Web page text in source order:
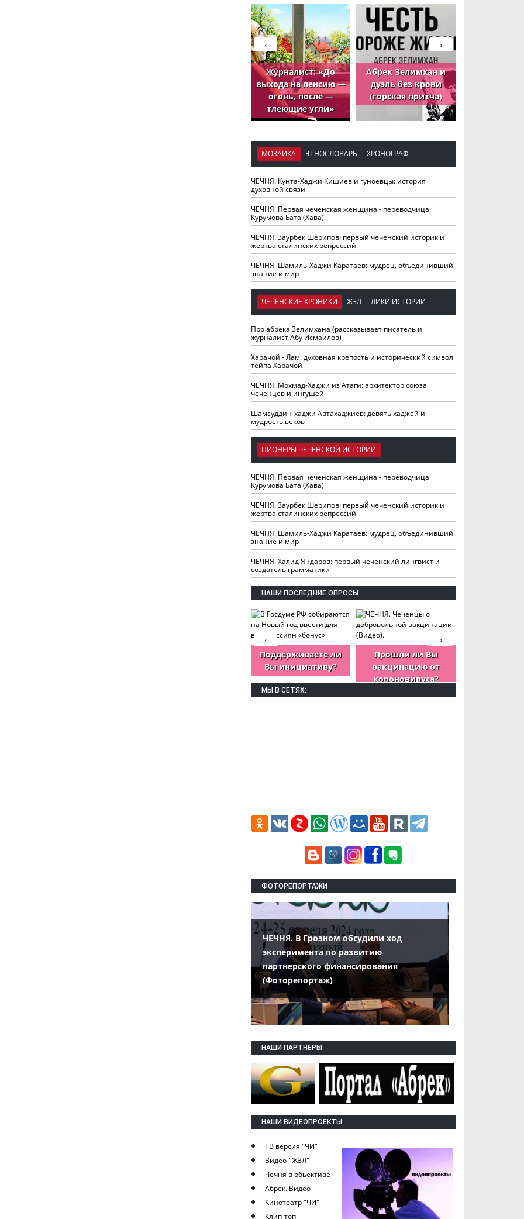
Журналист: «До
выхода на пенсию —
огонь, после —
тлеющие угли»
Абрек Зелимхан и
дуэль без крови
(горская притча)
›
‹
МОЗАИКА ЭТНОСЛОВАРЬ ХРОНОГРАФ
ЧЕЧНЯ. Кунта-Хаджи Кишиев и гуноевцы: история
духовной связи
ЧЕЧНЯ. Первая чеченская женщина - переводчица
Курумова Бата (Хава)
ЧЕЧНЯ. Заурбек Шерипов: первый чеченский историк и
жертва сталинских репрессий
ЧЕЧНЯ. Шамиль-Хаджи Каратаев: мудрец, объединивший
знание и мир
ЧЕЧЕНСКИЕ ХРОНИКИ ЖЗЛ ЛИКИ ИСТОРИИ
Про абрека Зелимхана (рассказывает писатель и
журналист Абу Исмаилов)
Харачой - Лам: духовная крепость и исторический символ
тейпа Харачой
ЧЕЧНЯ. Мохмад-Хаджи из Атаги: архитектор союза
чеченцев и ингушей
Шамсуддин-хаджи Автахаджиев: девять хаджей и
мудрость веков
ПИОНЕРЫ ЧЕЧЕНСКОЙ ИСТОРИИ
ЧЕЧНЯ. Первая чеченская женщина - переводчица
Курумова Бата (Хава)
ЧЕЧНЯ. Заурбек Шерипов: первый чеченский историк и
жертва сталинских репрессий
ЧЕЧНЯ. Шамиль-Хаджи Каратаев: мудрец, объединивший
знание и мир
ЧЕЧНЯ. Халид Яндаров: первый чеченский лингвист и
создатель грамматики
НАШИ ПОСЛЕДНИЕ ОПРОСЫ
Поддерживаете ли
Вы инициативу?
Прошли ли Вы
вакцинацию от
короновируса?
›
‹
МЫ В СЕТЯХ:
ФОТОРЕПОРТАЖИ
ЧЕЧНЯ. В Грозном обсудили ход
эксперимента по развитию
партнерского финансирования
(Фоторепортаж)
НАШИ ПАРТНЕРЫ
НАШИ ВИДЕОПРОЕКТЫ
ТВ версия "ЧИ"
Видео-"ЖЗЛ"
Чечня в обьективе
Абрек. Видео
Кинотеатр "ЧИ"
Клип-топ